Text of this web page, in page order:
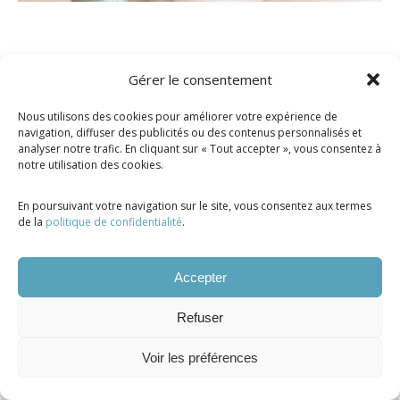
Gérer le consentement
Nous utilisons des cookies pour améliorer votre expérience de
navigation, diffuser des publicités ou des contenus personnalisés et
analyser notre trafic. En cliquant sur « Tout accepter », vous consentez à
notre utilisation des cookies.
En poursuivant votre navigation sur le site, vous consentez aux termes
de la politique de confidentialité.
Accepter
Refuser
Voir les préférences
Joseph |Propulsé par Altitude Stratégies